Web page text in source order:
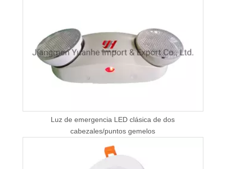
Luz de emergencia LED clásica de dos
cabezales/puntos gemelos